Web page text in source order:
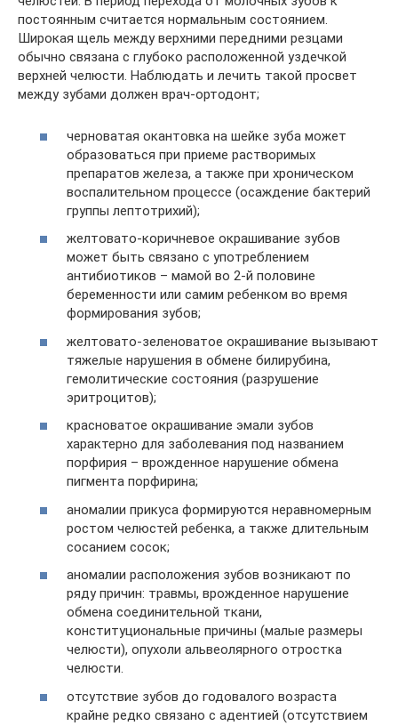
постоянным считается нормальным состоянием.
Широкая щель между верхними передними резцами
обычно связана с глубоко расположенной уздечкой
верхней челюсти. Наблюдать и лечить такой просвет
между зубами должен врач-ортодонт;
черноватая окантовка на шейке зуба может
образоваться при приеме растворимых
препаратов железа, а также при хроническом
воспалительном процессе (осаждение бактерий
группы лептотрихий);
желтовато-коричневое окрашивание зубов
может быть связано с употреблением
антибиотиков – мамой во 2-й половине
беременности или самим ребенком во время
формирования зубов;
желтовато-зеленоватое окрашивание вызывают
тяжелые нарушения в обмене билирубина,
гемолитические состояния (разрушение
эритроцитов);
красноватое окрашивание эмали зубов
характерно для заболевания под названием
порфирия – врожденное нарушение обмена
пигмента порфирина;
аномалии прикуса формируются неравномерным
ростом челюстей ребенка, а также длительным
сосанием сосок;
аномалии расположения зубов возникают по
ряду причин: травмы, врожденное нарушение
обмена соединительной ткани,
конституциональные причины (малые размеры
челюсти), опухоли альвеолярного отростка
челюсти.
отсутствие зубов до годовалого возраста
крайне редко связано с адентией (отсутствием